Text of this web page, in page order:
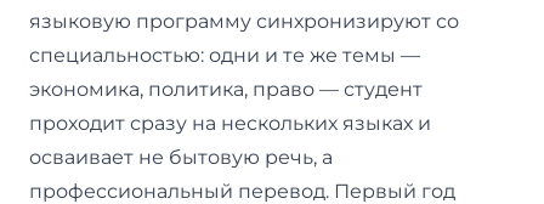
языковую программу синхронизируют со
специальностью: одни и те же темы —
экономика, политика, право — студент
проходит сразу на нескольких языках и
осваивает не бытовую речь, а
профессиональный перевод. Первый год